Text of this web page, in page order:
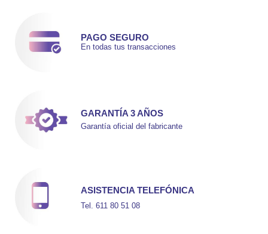
PAGO SEGURO
En todas tus transacciones
GARANTÍA 3 AÑOS
Garantía oficial del fabricante
ASISTENCIA TELEFÓNICA
Tel. 611 80 51 08